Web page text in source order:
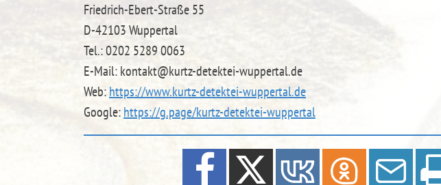
Friedrich-Ebert-Straße 55
D-42103 Wuppertal
Tel.: 0202 5289 0063
E-Mail: kontakt@kurtz-detektei-wuppertal.de
Web:https://www.kurtz-detektei-wuppertal.de
Google:https://g.page/kurtz-detektei-wuppertal